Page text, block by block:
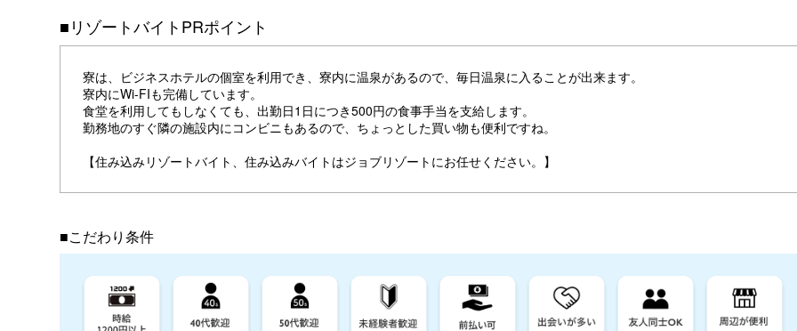
■リゾートバイトPRポイント
寮は、ビジネスホテルの個室を利用でき、寮内に温泉があるので、毎日温泉に入ることが出来ます。
寮内にWi-FIも完備しています。
食堂を利用してもしなくても、出勤日1日につき500円の食事手当を支給します。
勤務地のすぐ隣の施設内にコンビニもあるので、ちょっとした買い物も便利ですね。
【住み込みリゾートバイト、住み込みバイトはジョブリゾートにお任せください。】
■こだわり条件